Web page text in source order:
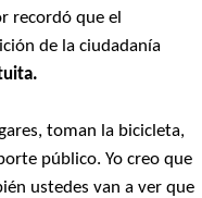
recordó que el
de la ciudadanía
toman la bicicleta,
público. Yo creo que
ustedes van a ver que